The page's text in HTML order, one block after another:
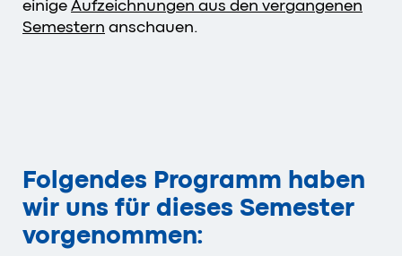
einige Aufzeichnungen aus den vergangenen
Semestern anschauen.
Folgendes Programm haben
wir uns für dieses Semester
vorgenommen: